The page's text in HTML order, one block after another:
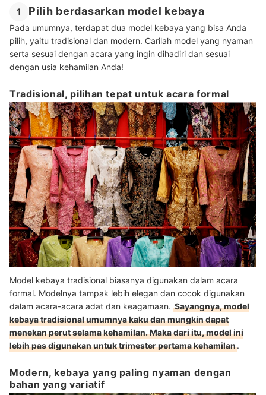
1 Pilih berdasarkan model kebaya
Pada umumnya, terdapat dua model kebaya yang bisa Anda
pilih, yaitu tradisional dan modern. Carilah model yang nyaman
serta sesuai dengan acara yang ingin dihadiri dan sesuai
dengan usia kehamilan Anda!
Tradisional, pilihan tepat untuk acara formal
Model kebaya tradisional biasanya digunakan dalam acara
formal. Modelnya tampak lebih elegan dan cocok digunakan
dalam acara-acara adat dan keagamaan. Sayangnya, model
kebaya tradisional umumnya kaku dan mungkin dapat
menekan perut selama kehamilan. Maka dari itu, model ini
lebih pas digunakan untuk trimester pertama kehamilan.
Modern, kebaya yang paling nyaman dengan
bahan yang variatif